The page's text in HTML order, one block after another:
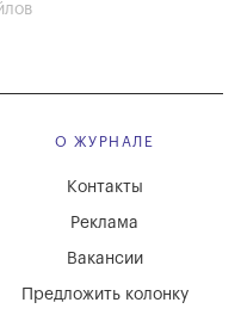
О ЖУРНАЛЕ
Вакансии
Реклама
Контакты
Предложить колонку